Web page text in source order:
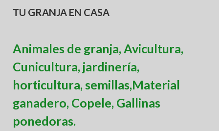
TU GRANJA EN CASA
Animales de granja, Avicultura,
Cunicultura, jardinería,
horticultura, semillas,Material
ganadero, Copele, Gallinas
ponedoras.